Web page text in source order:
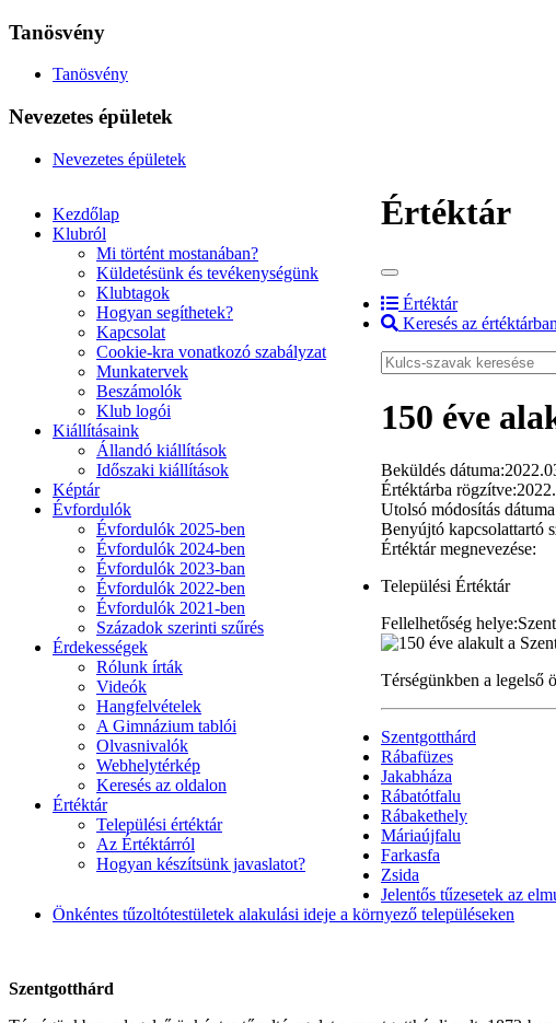
Tanösvény
Tanösvény
Nevezetes épületek
Nevezetes épületek
Kezdőlap
Klubról
Mi történt mostanában?
Küldetésünk és tevékenységünk
Klubtagok
Hogyan segíthetek?
Kapcsolat
Cookie-kra vonatkozó szabályzat
Munkatervek
Beszámolók
Klub logói
Kiállításaink
Állandó kiállítások
Időszaki kiállítások
Képtár
Évfordulók
Évfordulók 2025-ben
Évfordulók 2024-ben
Évfordulók 2023-ban
Évfordulók 2022-ben
Évfordulók 2021-ben
Századok szerinti szűrés
Érdekességek
Rólunk írták
Videók
Hangfelvételek
A Gimnázium tablói
Olvasnivalók
Webhelytérkép
Keresés az oldalon
Értéktár
Települési értéktár
Az Értéktárról
Hogyan készítsünk javaslatot?
Értéktár
Értéktár
Keresés az értéktárban
150 éve
Beküldés dátuma:
Értéktárba rögzítve:
Utolsó módosítás
Benyújtó kapcsolattartó
Értéktár megnevezése:
Települési Értéktár
Fellelhetőség helye:
Térségünkben a legelső
Szentgotthárd
Rábafüzes
Jakabháza
Rábatótfalu
Rábakethely
Máriaújfalu
Farkasfa
Zsida
Jelentős tűzesetek az
Önkéntes tűzoltótestületek alakulási ideje a környező településeken
Szentgotthárd